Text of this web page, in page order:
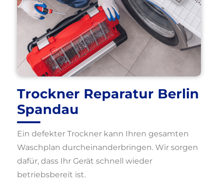
Trockner Reparatur Berlin
Spandau
Ein defekter Trockner kann Ihren gesamten
Waschplan durcheinanderbringen. Wir sorgen
dafür, dass Ihr Gerät schnell wieder
betriebsbereit ist.